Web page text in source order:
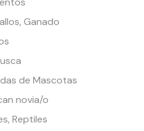
Ganado
de Mascotas
novia/o
Reptiles